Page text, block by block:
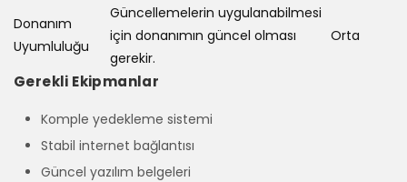
Donanım
Uyumluluğu
Güncellemelerin uygulanabilmesi
için donanımın güncel olması
gerekir.
Orta
Gerekli Ekipmanlar
Komple yedekleme sistemi
Stabil internet bağlantısı
Güncel yazılım belgeleri